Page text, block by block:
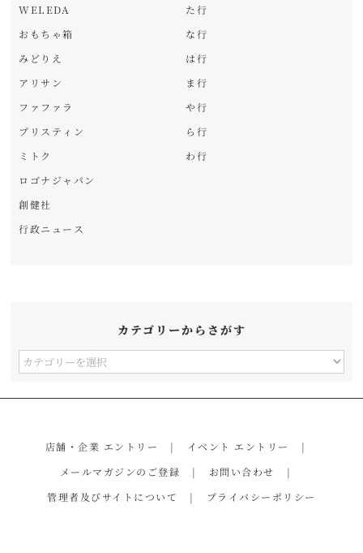
WELEDA
おもちゃ箱
みどりえ
アリサン
ファファラ
プリスティン
ミトク
ロゴナジャパン
創健社
行政ニュース
た行
な行
は行
ま行
や行
ら行
わ行
カテゴリーからさがす
カ
店舗・企業 エントリー
イベント エントリー
メールマガジンのご登録
お問い合わせ
管理者及びサイトについて
プライバシーポリシー